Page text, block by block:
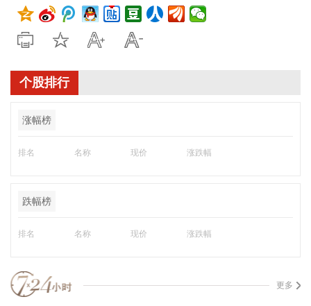
个股排行
涨幅榜
排名 名称 现价 涨跌幅
跌幅榜
排名 名称 现价 涨跌幅
更多